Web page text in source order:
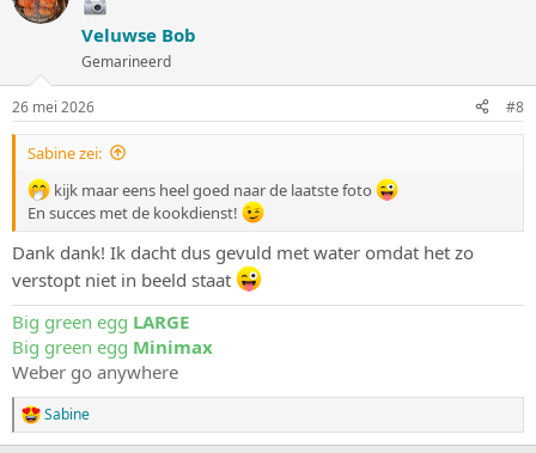
Veluwse Bob
Gemarineerd
26 mei 2026 #8
Sabine zei:
kijk maar eens heel goed naar de laatste foto
En succes met de kookdienst!
Dank dank! Ik dacht dus gevuld met water omdat het zo
verstopt niet in beeld staat
Big green egg LARGE
Big green egg Minimax
Weber go anywhere
W
a
Sabine